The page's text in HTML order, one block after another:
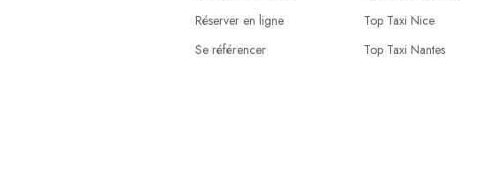
Réserver en ligne
Se référencer
Top Taxi Nice
Top Taxi Nantes